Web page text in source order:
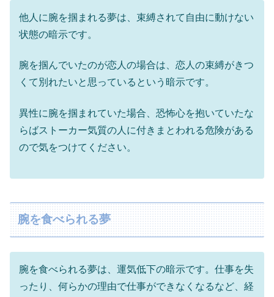
他人に腕を掴まれる夢は、束縛されて自由に動けない
状態の暗示です。
腕を掴んでいたのが恋人の場合は、恋人の束縛がきつ
くて別れたいと思っているという暗示です。
異性に腕を掴まれていた場合、恐怖心を抱いていたな
らばストーカー気質の人に付きまとわれる危険がある
ので気をつけてください。
腕を食べられる夢
腕を食べられる夢は、運気低下の暗示です。仕事を失
ったり、何らかの理由で仕事ができなくなるなど、経